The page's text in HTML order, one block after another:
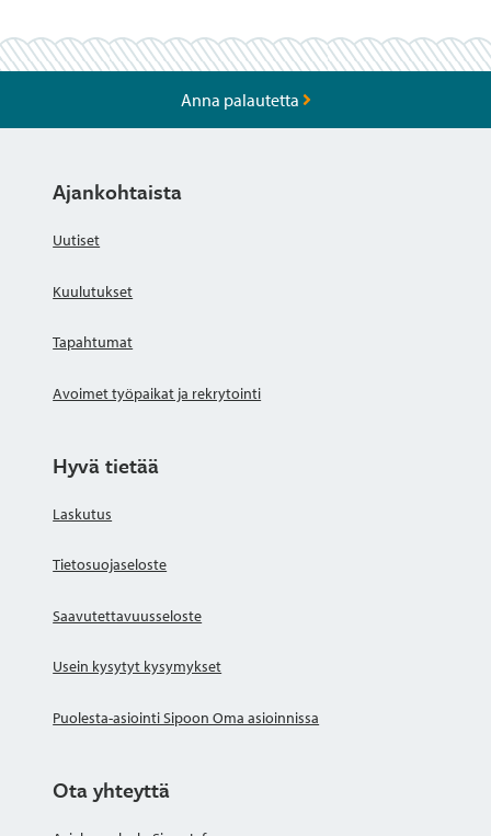
Anna palautetta
Ajankohtaista
Uutiset
Kuulutukset
Tapahtumat
Avoimet työpaikat ja rekrytointi
Hyvä tietää
Laskutus
Tietosuojaseloste
Saavutettavuusseloste
Usein kysytyt kysymykset
Puolesta-asiointi Sipoon Oma asioinnissa
Ota yhteyttä